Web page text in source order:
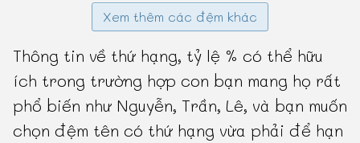
Xem thêm các đệm khác
Thông tin về thứ hạng, tỷ lệ % có thể hữu
ích trong trường hợp con bạn mang họ rất
phổ biến như Nguyễn, Trần, Lê, và bạn muốn
chọn đệm tên có thứ hạng vừa phải để hạn